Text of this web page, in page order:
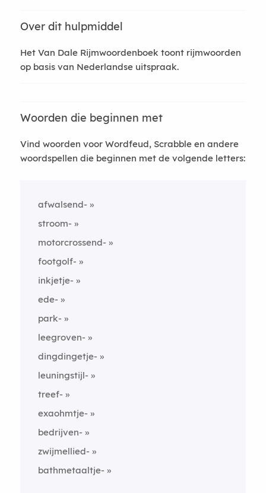
Over dit hulpmiddel
Het Van Dale Rijmwoordenboek toont rijmwoorden
op basis van Nederlandse uitspraak.
Woorden die beginnen met
Vind woorden voor Wordfeud, Scrabble en andere
woordspellen die beginnen met de volgende letters:
afwalsend-
stroom-
motorcrossend-
footgolf-
inkjetje-
ede-
park-
leegroven-
dingdingetje-
leuningstijl-
treef-
exaohmtje-
bedrijven-
zwijmellied-
bathmetaaltje-